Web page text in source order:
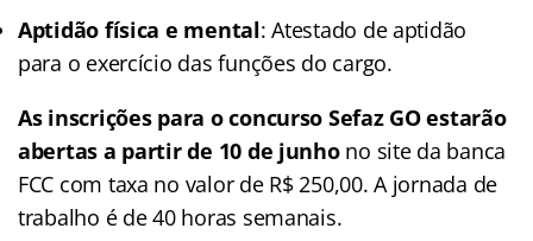
Aptidão física e mental: Atestado de aptidão
para o exercício das funções do cargo.
As inscrições para o concurso Sefaz GO estarão
abertas a partir de 10 de junhono site da banca
FCC com taxa no valor de R$ 250,00. A jornada de
trabalho é de 40 horas semanais.